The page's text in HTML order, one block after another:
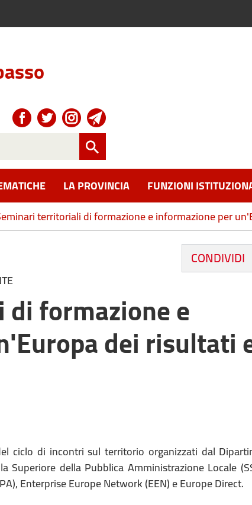
LA PROVINCIA
FUNZIONI
territoriali di formazione e informazione per
CONDIVIDI
formazione e
dei risultati
ciclo di incontri sul territorio organizzati dal
Superiore della Pubblica Amministrazione Locale
Enterprise Europe Network (EEN) e Europe Direct.